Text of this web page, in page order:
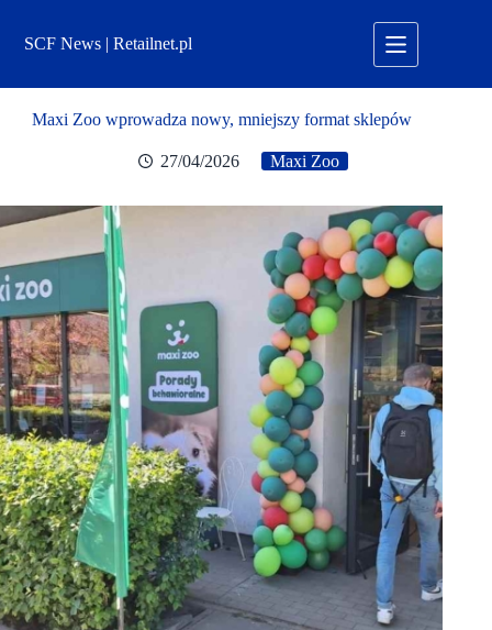
treściSCF News | Retailnet.pl
Maxi Zoo wprowadza nowy, mniejszy format sklepów
27/04/2026 Maxi Zoo